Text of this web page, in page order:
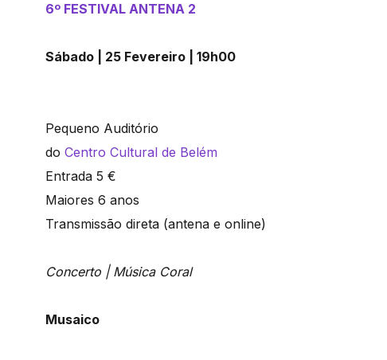
6º FESTIVAL ANTENA 2
Sábado | 25 Fevereiro | 19h00
Pequeno Auditório
do Centro Cultural de Belém
Entrada 5 €
Maiores 6 anos
Transmissão direta (antena e online)
Concerto | Música Coral
Musaico